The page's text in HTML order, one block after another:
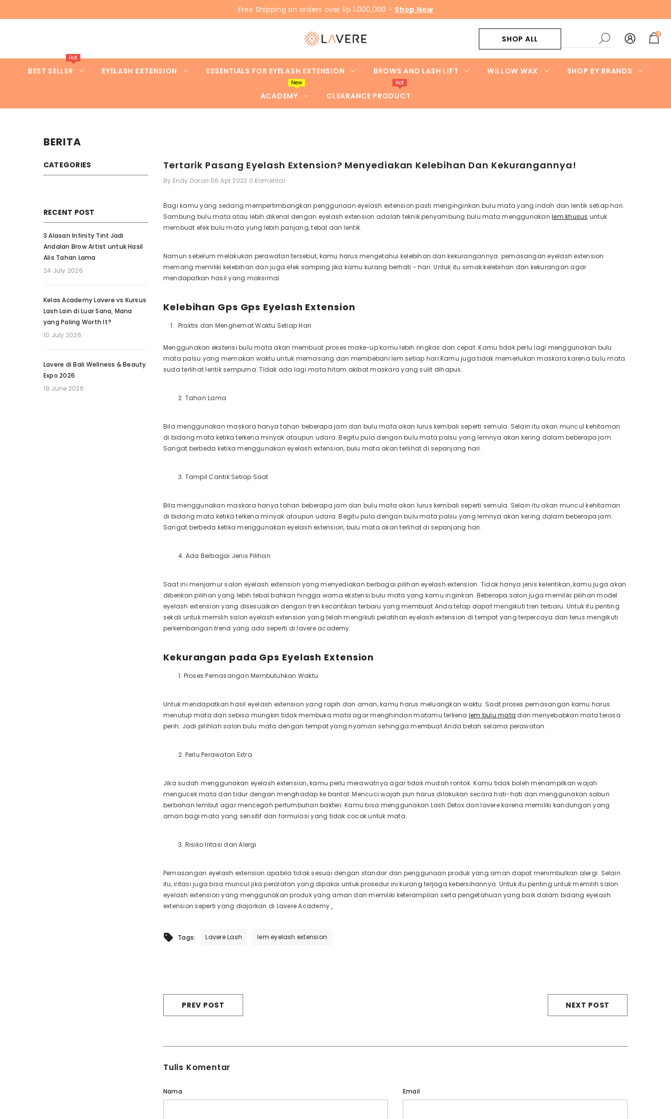
Free Shipping on orders over Rp 1.000,000 - Shop Now
SHOP ALL 00
item
BEST SELLER
Hot
EYELASH EXTENSION ESSENTIALS FOR EYELASH EXTENSION BROWS AND LASH LIFT WILLOW WAX SHOP BY BRANDS
ACADEMY
New
CLEARANCE PRODUCT
Hot
BERITA
CATEGORIES
RECENT POST
3 Alasan Infinity Tint Jadi
Andalan Brow Artist untuk Hasil
Alis Tahan Lama
24 July 2026
Kelas Academy Lavere vs Kursus
Lash Lain di Luar Sana, Mana
yang Paling Worth It?
10 July 2026
Lavere di Bali Wellness & Beauty
Expo 2026
19 June 2026
Tertarik Pasang Eyelash Extension? Menyediakan Kelebihan Dan Kekurangannya!
By Endy Darari 06 Apr 2022 0 Komentar
Bagi kamu yang sedang mempertimbangkan penggunaan eyelash extension pasti menginginkan bulu mata yang indah dan lentik setiap hari.
Sambung bulu mata atau lebih dikenal dengan eyelash extension adalah teknik penyambung bulu mata menggunakanlem khusus untuk
membuat efek bulu mata yung lebih panjang, tebal dan lentik.
Namun sebelum melakukan perawatan tersebut, kamu harus mengetahui kelebihan dan kekurangannya. pemasangan eyelash extension
memang memiliki kelebihan dan juga efek samping jika kamu kurang berhati - hari. Untuk itu simak kelebihan dan kekurangan agar
mendapatkan hasil yang maksimal.
Kelebihan Gps Gps Eyelash Extension
Praktis dan Menghemat Waktu Setiap Hari
Menggunakan ekstensi bulu mata akan membuat proses make-up kamu lebih ringkas dan cepat. Kamu tidak perlu lagi menggunakan bulu
mata palsu yang memakan waktu untuk memasang dan membebani lem setiap hari.Kamu juga tidak memerlukan maskara karena bulu mata
suda terlihat lentik sempurna. TIdak ada lagi mata hitam akibat maskara yang sulit dihapus.
2. Tahan Lama
Bila menggunakan maskara hanya tahan beberapa jam dan bulu mata akan lurus kembali seperti semula. Selain itu akan muncul kehitaman
di bidang mata ketika terkena minyak ataupun udara. Begitu pula dengan bulu mata palsu yang lemnya akan kering dalam beberapa jam.
Sangat berbeda ketika menggunakan eyelash extension, bulu mata akan terlihat di sepanjang hari.
3. Tampil Cantik Setiap Saat
Bila menggunakan maskara hanya tahan beberapa jam dan bulu mata akan lurus kembali seperti semula. Selain itu akan muncul kehitaman
di bidang mata ketika terkena minyak ataupun udara. Begitu pula dengan bulu mata palsu yang lemnya akan kering dalam beberapa jam.
Sangat berbeda ketika menggunakan eyelash extension, bulu mata akan terlihat di sepanjang hari.
4. Ada Berbagai Jenis Pilihan
Saat ini menjamur salon eyelash extension yang menyediakan berbagai pilihan eyelash extension. Tidak hanya jenis kelentikan, kamu juga akan
diberikan pilihan yang lebih tebal bahkan hingga warna ekstensi bulu mata yang kamu inginkan. Beberapa salon juga memiliki pilihan model
eyelash extension yang disesuaikan dengan tren kecantikan terbaru yang membuat Anda tetap dapat mengikuti tren terbaru. Untuk itu penting
sekali untuk memilih salon eyelash extension yang telah mengikuti pelatihan eyelash extension di tempat yang terpercaya dan terus mengikuti
perkembangan trend yang ada seperti di lavere academy.
Kekurangan pada Gps Eyelash Extension
1. Proses Pemasangan Membutuhkan Waktu
Untuk mendapatkan hasil eyelash extension yang rapih dan aman, kamu harus meluangkan waktu. Saat proses pemasangan kamu harus
menutup mata dan sebisa mungkin tidak membuka mata agar menghindari matamu terkena lem bulu mata dan menyebabkan mata terasa
perih. Jadi pilihlah salon bulu mata dengan tempat yang nyaman sehingga membuat Anda betah selama perawatan.
2. Perlu Perawatan Extra
Jika sudah menggunakan eyelash extension, kamu perlu merawatnya agar tidak mudah rontok. Kamu tidak boleh menampilkan wajah
mengucek mata dan tidur dengan menghadap ke bantal. Mencuci wajah pun harus dilakukan secara hati-hati dan menggunakan sabun
berbahan lembut agar mencegah pertumbuhan bakteri. Kamu bisa menggunakan Lash Detox dari lavere karena memiliki kandungan yang
aman bagi mata yang sensitif dan formulasi yang tidak cocok untuk mata.
3. Risiko Iritasi dan Alergi
Pemasangan eyelash extension apabila tidak sesuai dengan standar dan penggunaan produk yang aman dapat menimbulkan alergi. Selain
itu, iritasi juga bisa muncul jika peralatan yang dipakai untuk prosedur ini kurang terjaga kebersihannya. Untuk itu penting untuk memilih salon
eyelash extension yang menggunakan produk yang aman dan memiliki keterampilan serta pengetahuan yang baik dalam bidang eyelash
extension seperti yang diajarkan di Lavere Academy .
Tags: Lavere Lash lem eyelash extension
PREV POST NEXT POST
Tulis Komentar
Nama Email